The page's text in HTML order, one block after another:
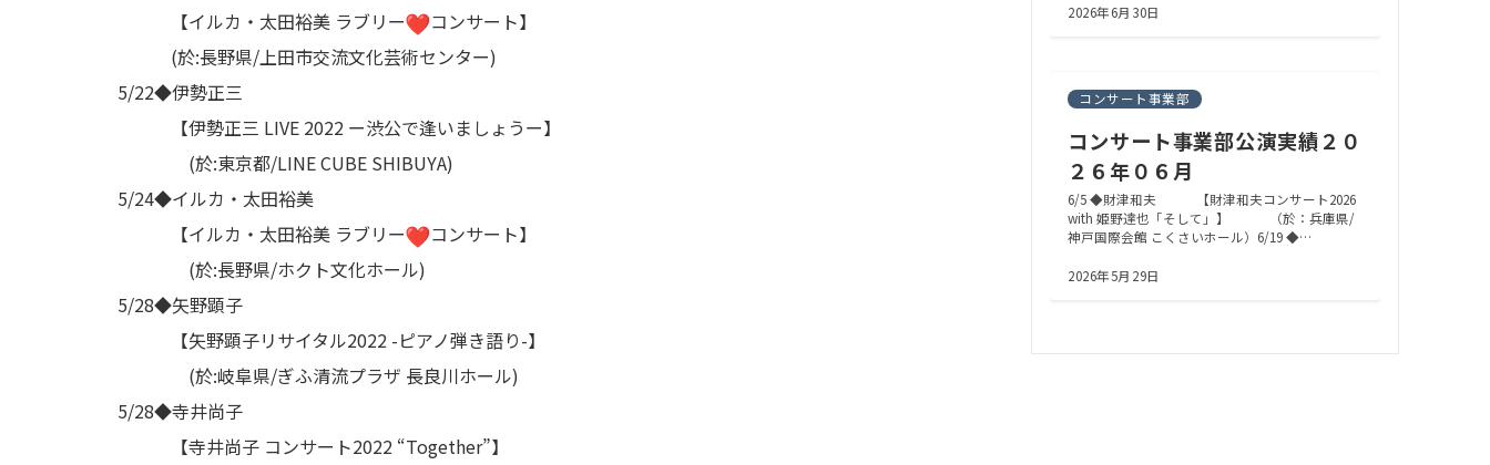
【イルカ・太田裕美 ラブリー
コンサート】
(於:長野県/上田市交流文化芸術センター)
5/22◆伊勢正三
【伊勢正三 LIVE 2022 ー渋公で逢いましょうー】
(於:東京都/LINE CUBE SHIBUYA)
5/24◆イルカ・太田裕美
【イルカ・太田裕美 ラブリー
コンサート】
(於:長野県/ホクト文化ホール)
5/28◆矢野顕子
【矢野顕子リサイタル2022 -ピアノ弾き語り-】
(於:岐阜県/ぎふ清流プラザ 長良川ホール)
5/28◆寺井尚子
【寺井尚子 コンサート2022 “Together”】
2026年6月30日
コンサート事業部
コンサート事業部公演実績２０
２６年０６月
6/5 ◆財津和夫 【財津和夫コンサート2026
with 姫野達也「そして」】 （於：兵庫県/
神戸国際会館 こくさいホール）6/19 ◆…
2026年5月29日